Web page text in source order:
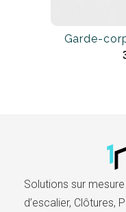
Garde-
Solutions sur
d’escalier, Clôtures,